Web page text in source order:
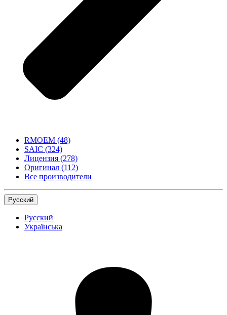
RMOEM (48)
SAIC (324)
Лицензия (278)
Оригинал (112)
Все производители
Русский
Русский
Українська